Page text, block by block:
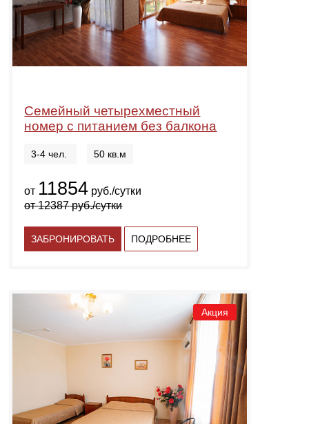
Семейный четырехместный
номер с питанием без балкона
3-4 чел. 50 кв.м
от 11854 руб./сутки
от12387руб./сутки
ЗАБРОНИРОВАТЬ ПОДРОБНЕЕ
Акция